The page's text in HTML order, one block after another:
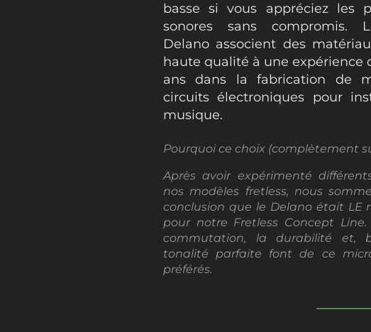
basse si vous appréciez les
sonores sans compromis.
Delano associent des
haute qualité à une expérience
ans dans la fabrication de
circuits électroniques pour
musique.
Pourquoi ce choix (complètement
Après avoir expérimenté
nos modèles fretless, nous
conclusion que le Delano était LE
pour notre Fretless Concept
commutation, la durabilité et,
tonalité parfaite font de ce
préférés.